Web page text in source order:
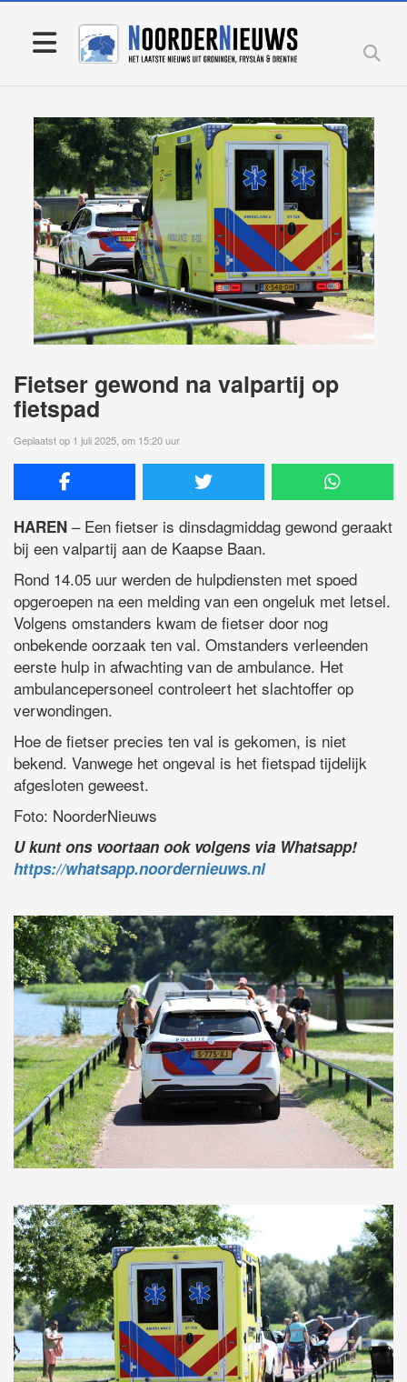
Fietser gewond na valpartij op
fietspad
Geplaatst op 1 juli 2025, om 15:20 uur
HAREN – Een fietser is dinsdagmiddag gewond geraakt
bij een valpartij aan de Kaapse Baan.
Rond 14.05 uur werden de hulpdiensten met spoed
opgeroepen na een melding van een ongeluk met letsel.
Volgens omstanders kwam de fietser door nog
onbekende oorzaak ten val. Omstanders verleenden
eerste hulp in afwachting van de ambulance. Het
ambulancepersoneel controleert het slachtoffer op
verwondingen.
Hoe de fietser precies ten val is gekomen, is niet
bekend. Vanwege het ongeval is het fietspad tijdelijk
afgesloten geweest.
Foto: NoorderNieuws
U kunt ons voortaan ook volgens via Whatsapp!
https://whatsapp.noordernieuws.nl